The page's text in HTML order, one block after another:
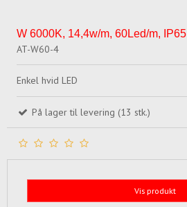
W 6000K, 14,4w/m, 60Led/m, IP65
AT-W60-4
Enkel hvid LED
På lager til levering (13 stk.)
Vis produkt